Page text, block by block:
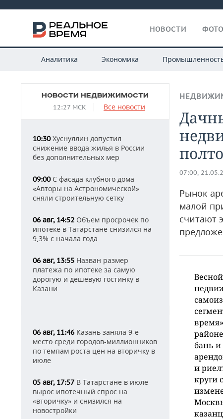
НОВОСТИ
Аналитика Экономика
НОВОСТИ НЕДВИЖИМОСТИ
12:27 МСК Все новости
10:30Хуснуллин допустил
снижение ввода жилья в России
без дополнительных мер
09:00С фасада клубного дома
«Авторы на Астрономической»
сняли строительную сетку
06 авг, 14:52 Объем просрочек по
ипотеке в Татарстане снизился на
9,3% с начала года
06 авг, 13:55 Назван размер
платежа по ипотеке за самую
дорогую и дешевую гостинку в
Казани
06 авг, 11:46 Казань заняла 9-е
место среди городов-миллионников
по темпам роста цен на вторичку в
июле
05 авг, 17:57 В Татарстане в июле
вырос ипотечный спрос на
«вторичку» и снизился на
новостройки
07:00,
Рынок
малой
считают
бань
и
круги